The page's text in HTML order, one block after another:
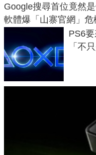
Google搜尋首位竟然
軟體爆「山寨官網」危
PS6
「不